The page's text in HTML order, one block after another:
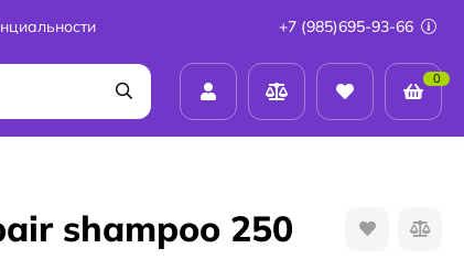
+7 (985)695-93-66
0
shampoo 250